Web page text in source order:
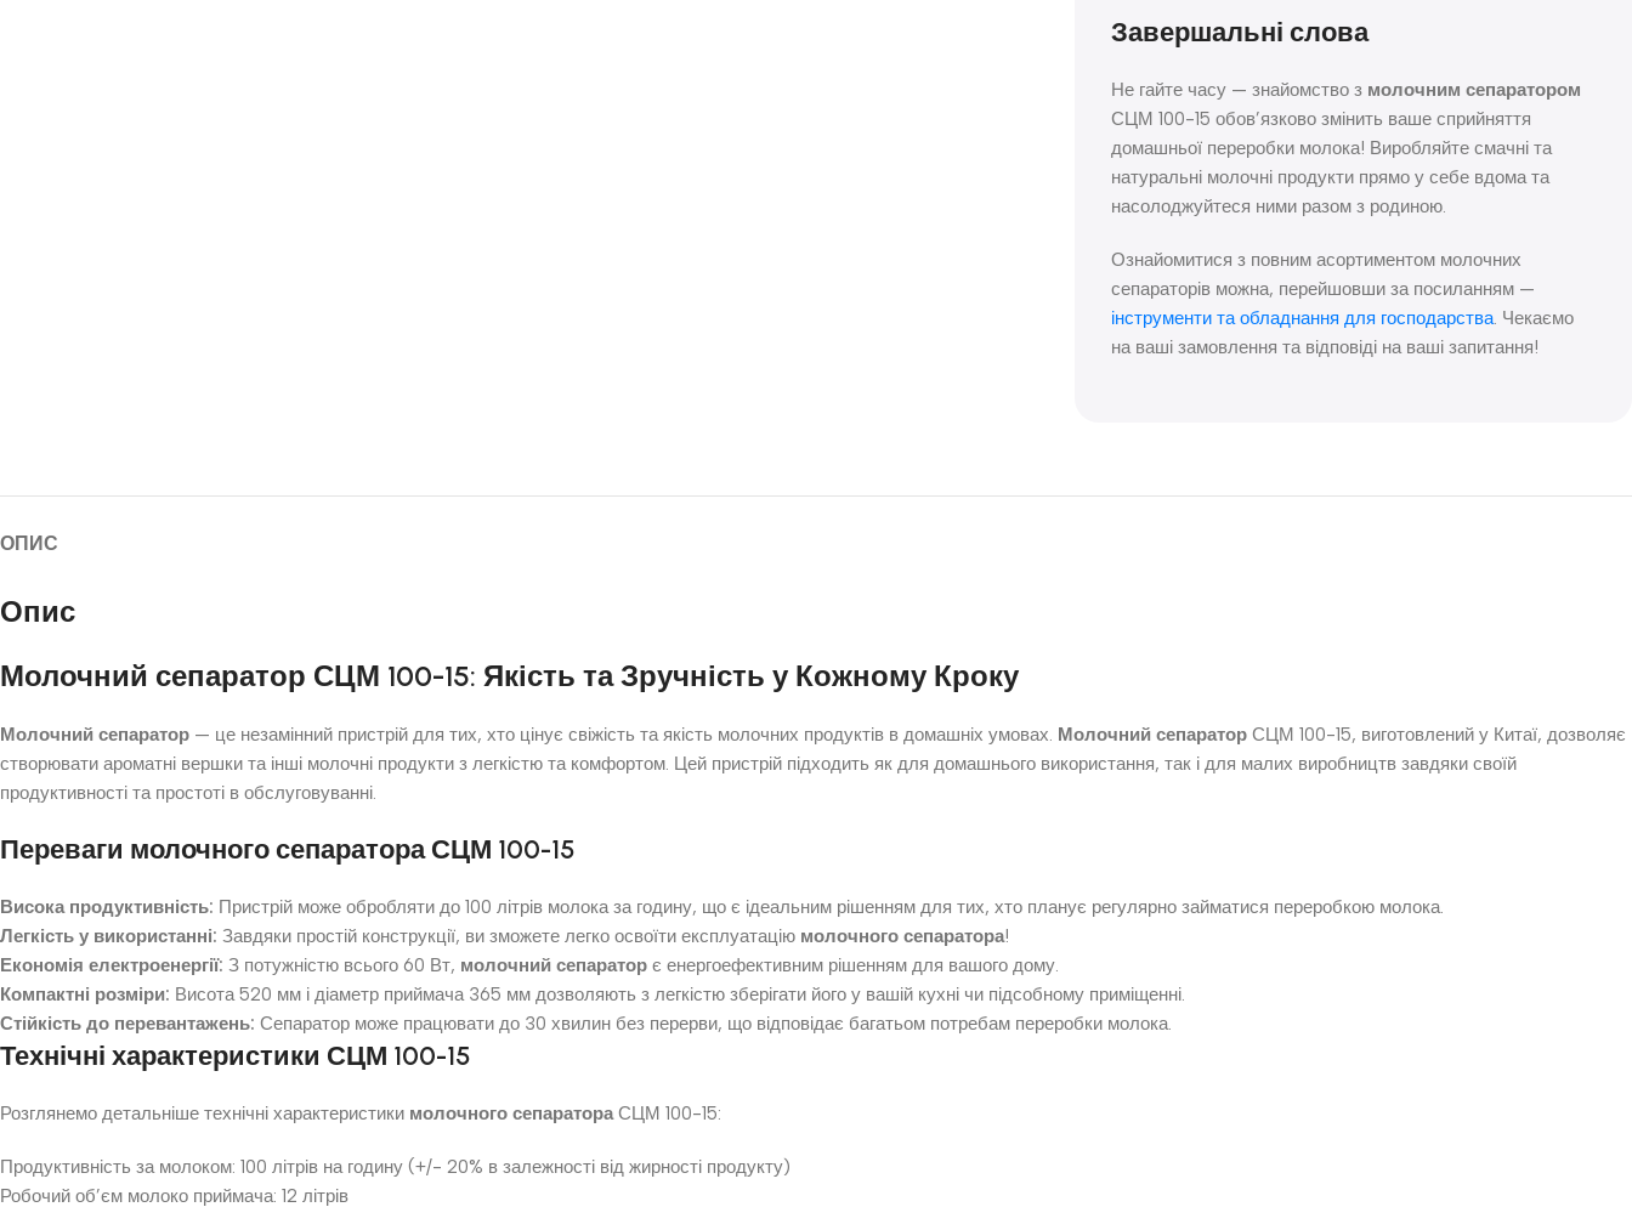
Завершальні слова
Не гайте часу — знайомство з молочним сепаратором
СЦМ 100-15 обов’язково змінить ваше сприйняття
домашньої переробки молока! Виробляйте смачні та
натуральні молочні продукти прямо у себе вдома та
насолоджуйтеся ними разом з родиною.
Ознайомитися з повним асортиментом молочних
сепараторів можна, перейшовши за посиланням —
інструменти та обладнання для господарства . Чекаємо
на ваші замовлення та відповіді на ваші запитання!
ОПИС
Опис
Молочний сепаратор СЦМ 100-15: Якість та Зручність у Кожному Кроку
Молочний сепаратор — це незамінний пристрій для тих, хто цінує свіжість та якість молочних продуктів в домашніх умовах. Молочний сепаратор СЦМ 100-15, виготовлений у Китаї, дозволяє
створювати ароматні вершки та інші молочні продукти з легкістю та комфортом. Цей пристрій підходить як для домашнього використання, так і для малих виробництв завдяки своїй
продуктивності та простоті в обслуговуванні.
Переваги молочного сепаратора СЦМ 100-15
Висока продуктивність: Пристрій може обробляти до 100 літрів молока за годину, що є ідеальним рішенням для тих, хто планує регулярно займатися переробкою молока.
Легкість у використанні: Завдяки простій конструкції, ви зможете легко освоїти експлуатацію молочного сепаратора!
Економія електроенергії: З потужністю всього 60 Вт, молочний сепаратор є енергоефективним рішенням для вашого дому.
Компактні розміри: Висота 520 мм і діаметр приймача 365 мм дозволяють з легкістю зберігати його у вашій кухні чи підсобному приміщенні.
Стійкість до перевантажень: Сепаратор може працювати до 30 хвилин без перерви, що відповідає багатьом потребам переробки молока.
Технічні характеристики СЦМ 100-15
Розглянемо детальніше технічні характеристики молочного сепаратора СЦМ 100-15:
Продуктивність за молоком: 100 літрів на годину (+/- 20% в залежності від жирності продукту)
Робочий об’єм молоко приймача: 12 літрів